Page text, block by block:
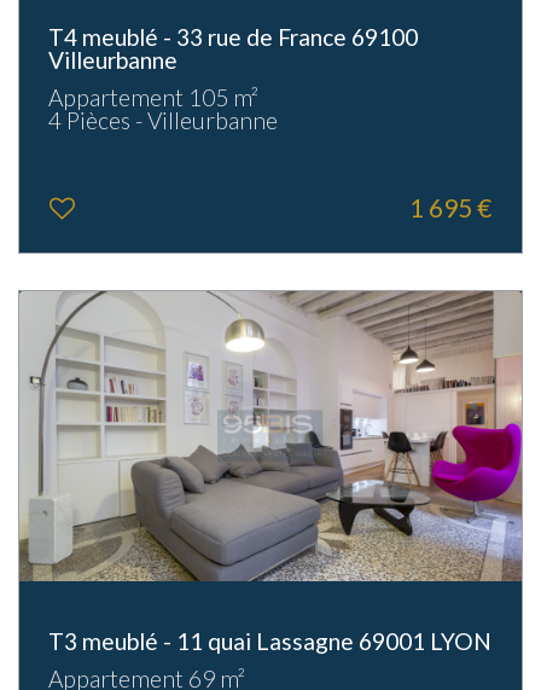
T4 meublé - 33 rue de France 69100
Villeurbanne
Appartement 105 m²
4 Pièces - Villeurbanne
1 695 €
T3 meublé - 11 quai Lassagne 69001 LYON
Appartement 69 m²